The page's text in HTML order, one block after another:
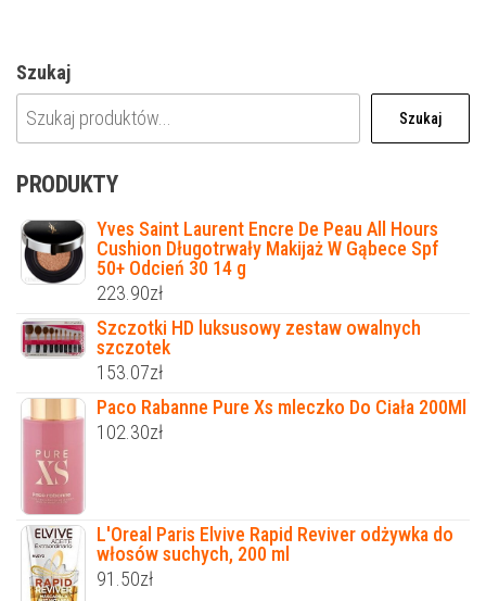
Szukaj
Szukaj
PRODUKTY
Yves Saint Laurent Encre De Peau All Hours
Cushion Długotrwały Makijaż W Gąbece Spf
50+ Odcień 30 14 g
223.90zł
Szczotki HD luksusowy zestaw owalnych
szczotek
153.07zł
Paco Rabanne Pure Xs mleczko Do Ciała 200Ml
102.30zł
L'Oreal Paris Elvive Rapid Reviver odżywka do
włosów suchych, 200 ml
91.50zł